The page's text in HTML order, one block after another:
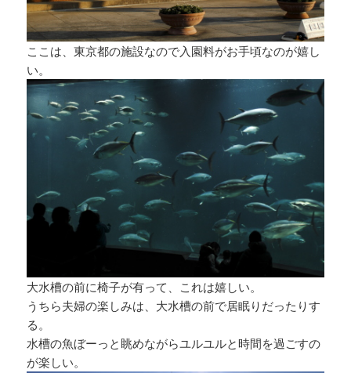
ここは、東京都の施設なので入園料がお手頃なのが嬉し
い。
大水槽の前に椅子が有って、これは嬉しい。
うちら夫婦の楽しみは、大水槽の前で居眠りだったりす
る。
水槽の魚ぼーっと眺めながらユルユルと時間を過ごすの
が楽しい。